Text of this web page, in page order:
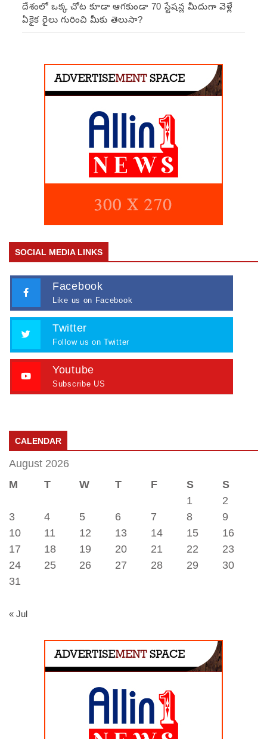
దేశంలో ఒక్క చోట కూడా ఆగకుండా 70 స్టేషన్ల మీదుగా వెళ్లే
ఏకైక రైలు గురించి మీకు తెలుసా?
SOCIAL MEDIA LINKS
Facebook
Like us on Facebook
Twitter
Follow us on Twitter
Youtube
Subscribe US
CALENDAR
August 2026
M
T W T F S
S
1
2
3
4 5 6 7 8
9
10
11 12 13 14 15
16
17
18 19 20 21 22
23
24
25 26 27 28 29
30
31
« Jul